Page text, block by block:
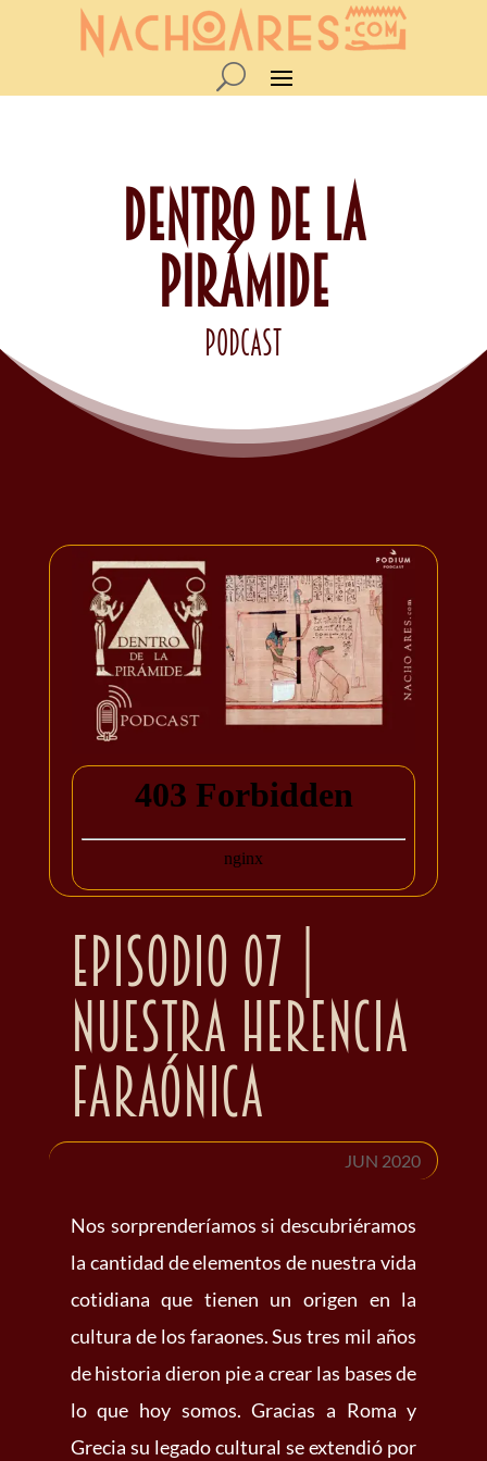
DENTRO DE LA
PIRÁMIDE
podcast
Episodio 07 |
Nuestra herencia
faraónica
JUN 2020
Nos sorprenderíamos si descubriéramos
la cantidad de elementos de nuestra vida
cotidiana que tienen un origen en la
cultura de los faraones. Sus tres mil años
de historia dieron pie a crear las bases de
lo que hoy somos. Gracias a Roma y
Grecia su legado cultural se extendió por